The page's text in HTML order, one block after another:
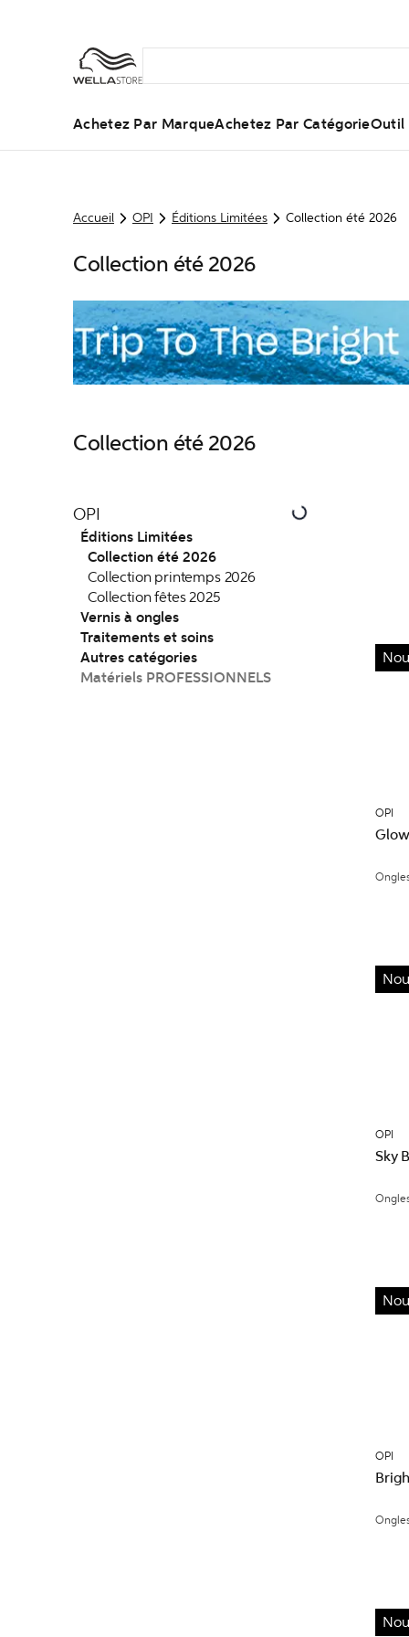
Achetez Par MarqueAchetez Par CatégorieOutil
Accueil OPI Éditions Limitées Collection été 2026
Collection été 2026
Collection été 2026
OPI
Éditions Limitées
Collection été 2026
Collection printemps 2026
Collection fêtes 2025
Vernis à ongles
Traitements et soins
Autres catégories
Matériels PROFESSIONNELS
OPI
OPI
Sky
OPI